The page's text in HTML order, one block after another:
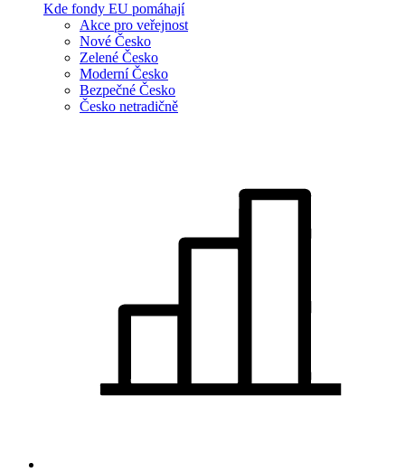
Kde fondy EU pomáhají
Akce pro veřejnost
Nové Česko
Zelené Česko
Moderní Česko
Bezpečné Česko
Česko netradičně